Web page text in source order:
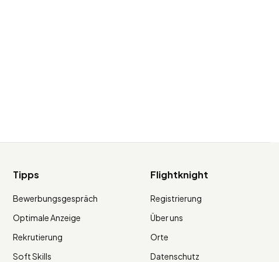
Tipps
Bewerbungsgespräch
Optimale Anzeige
Rekrutierung
Soft Skills
Flightknight
Registrierung
Über uns
Orte
Datenschutz